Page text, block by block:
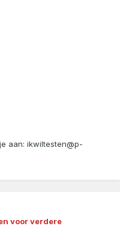
aan: ikwiltesten@p-
voor verdere